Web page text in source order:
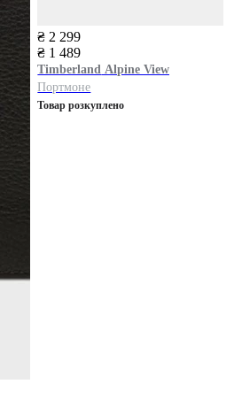
₴ 2 299
₴ 1 489
Timberland Alpine View
Портмоне
Товар розкуплено